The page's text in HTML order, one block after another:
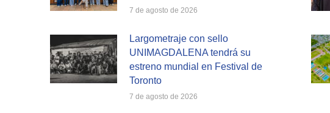
7 de agosto de 2026
Largometraje con sello
UNIMAGDALENA tendrá su
estreno mundial en Festival de
Toronto
7 de agosto de 2026